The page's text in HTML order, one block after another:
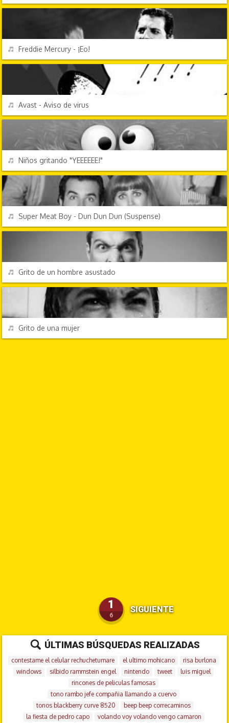
REPRODUCIR
Freddie Mercury - ¡Eo!
REPRODUCIR
Avast - Aviso de virus
REPRODUCIR
Niños gritando "YEEEEEE!"
REPRODUCIR
Super Meat Boy - Dun Dun Dun (Suspense)
REPRODUCIR
Grito de un hombre asustado
REPRODUCIR
Grito de una mujer
1
6
SIGUIENTE
ÚLTIMAS BÚSQUEDAS REALIZADAS
contestame el celular rechuchetumare el ultimo mohicano
risa burlona
windows
silbido rammstein engel nintendo tweet
luis miguel
rincones de peliculas famosas
tono rambo jefe compañia llamando a cuervo
tonos blackberry curve 8520
beep beep correcaminos
la fiesta de pedro capo
volando voy volando vengo camaron